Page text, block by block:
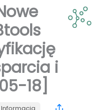
i
18]
Informacja